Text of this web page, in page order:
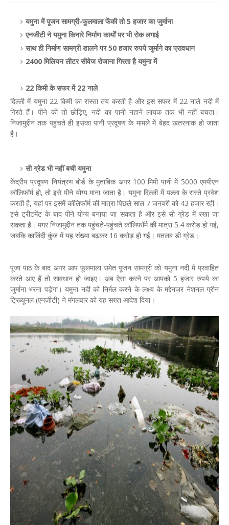
यमुना में पूजन सामग्री-फूलमाला फेंकी तो 5 हजार का जुर्माना
एनजीटी ने यमुना किनारे निर्माण कार्यों पर भी रोक लगाई
साथ ही निर्माण सामग्री डालने पर 50 हजार रुपये जुर्माने का प्रावधान
2400 मिलियन लीटर सीवेज रोजाना गिरता है यमुना में
22 किमी के सफर में 22 नाले
दिल्ली में यमुना 22 किमी का रास्ता तय करती है और इस सफर में 22 नाले नदी में
गिरते हैं। पीने की तो छोड़िए, नदी का पानी नहाने लायक तक भी नहीं बचता।
निजामुद्दीन तक पहुंचते ही इसका पानी प्रदूषण के मामले में बेहद खतरनाक हो जाता
है।
सी ग्रेड भी नहीं बची यमुना
केंद्रीय प्रदूषण नियंत्रण बोर्ड के मुताबिक अगर 100 मिमी पानी में 5000 एमपीएन
कॉलिफॉर्म हो, तो इसे पीने योग्य माना जाता है। यमुना दिल्ली में पल्ला के रास्ते प्रवेश
करती है, यहां पर इसमें कॉलिफॉर्म की मात्रा पिछले साल 7 जनवरी को 43 हजार रही।
इसे ट्रीटमेंट के बाद पीने योग्य बनाया जा सकता है और इसे सी ग्रेड में रखा जा
सकता है। मगर निजामुद्दीन तक पहुंचते-पहुंचते कॉलिफॉर्म की मात्रा 5.4 करोड़ हो गई,
जबकि कालिंदी कुंज में यह संख्या बढ़कर 16 करोड़ हो गई। मतलब डी ग्रेड।
पूजा पाठ के बाद अगर आप फूलमाला समेत पूजन सामग्री को यमुना नदी में प्रवाहित
करते आए हैं तो सावधान हो जाइए। अब ऐसा करने पर आपको 5 हजार रुपये का
जुर्माना भरना पड़ेगा। यमुना नदी को निर्मल करने के लक्ष्य के मद्देनजर नेशनल ग्रीन
ट्रिब्यूनल (एनजीटी) ने मंगलवार को यह सख्त आदेश दिया।